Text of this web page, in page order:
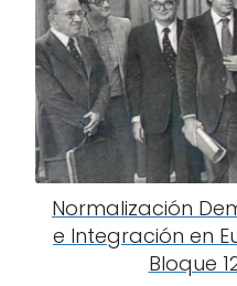
Normalización
e Integración en
Bloque